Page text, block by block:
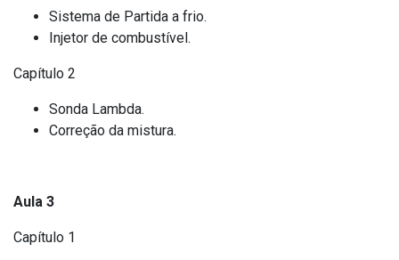
Sistema de Partida a frio.
Injetor de combustível.
Capítulo 2
Sonda Lambda.
Correção da mistura.
Aula 3
Capítulo 1